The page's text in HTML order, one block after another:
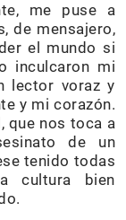
me puse a
de mensajero,
el mundo si
inculcaron mi
lector voraz y
y mi corazón.
que nos toca a
de un
tenido todas
cultura bien